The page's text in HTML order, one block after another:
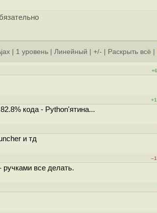
1 уровень Линейный +/- Раскрыть всё
+6
+1
кода - Python'ятина...
и тд
–1
все делать.